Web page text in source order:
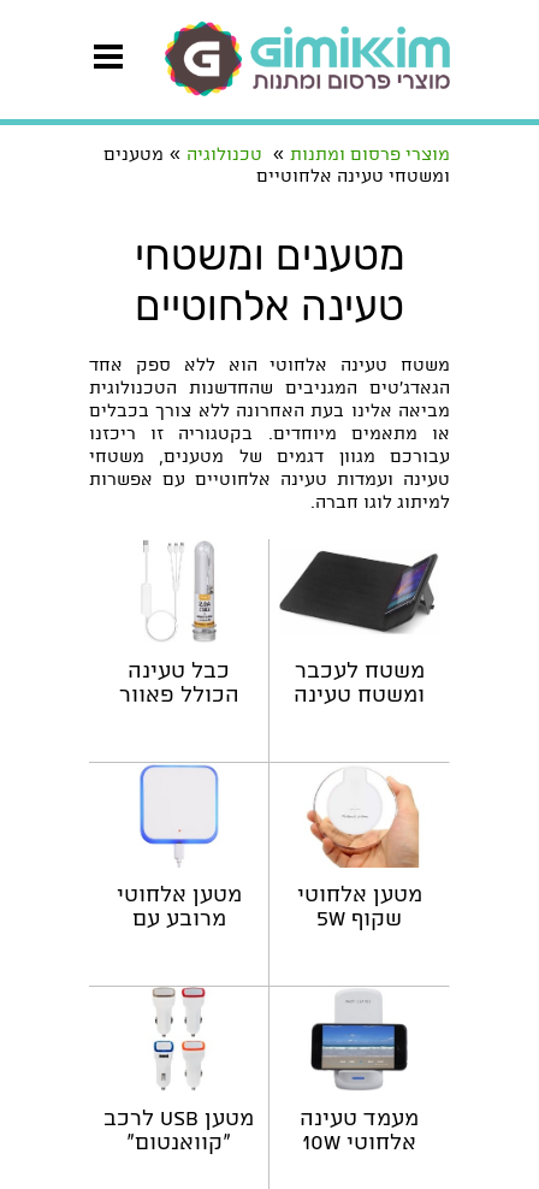
מוצרי פרסום ומתנות » טכנולוגיה » מטענים
ומשטחי טעינה אלחוטיים
מטענים ומשטחי
טעינה אלחוטיים
משטח טעינה אלחוטי הוא ללא ספק אחד
הגאדג'טים המגניבים שהחדשנות הטכנולוגית
מביאה אלינו בעת האחרונה ללא צורך בכבלים
או מתאמים מיוחדים. בקטגוריה זו ריכזנו
עבורכם מגוון דגמים של מטענים, משטחי
טעינה ועמדות טעינה אלחוטיים עם אפשרות
למיתוג לוגו חברה.
משטח לעכבר
ומשטח טעינה
כבל טעינה
הכולל פאוור
מטען אלחוטי
שקוף 5W
מטען אלחוטי
מרובע עם
מעמד טעינה
אלחוטי 10W
מטען USB לרכב
"קוואנטום"